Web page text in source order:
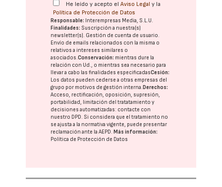
He leído y acepto elAviso Legal y la
Política de Protección de Datos
Responsable: Interempresas Media, S.L.U.
Finalidades: Suscripción a nuestra(s)
newsletter(s). Gestión de cuenta de usuario.
Envío de emails relacionados con la misma o
relativos a intereses similares o
asociados.Conservación: mientras dure la
relación con Ud., o mientras sea necesario para
llevar a cabo las finalidades especificadasCesión:
Los datos pueden cederse a otras empresas del
grupo por motivos de gestión interna. Derechos:
Acceso, rectificación, oposición, supresión,
portabilidad, limitación del tratatamiento y
decisiones automatizadas: contacte con
nuestro DPD. Si considera que el tratamiento no
se ajusta a la normativa vigente, puede presentar
reclamación ante laAEPD. Más información:
Política de Protección de Datos